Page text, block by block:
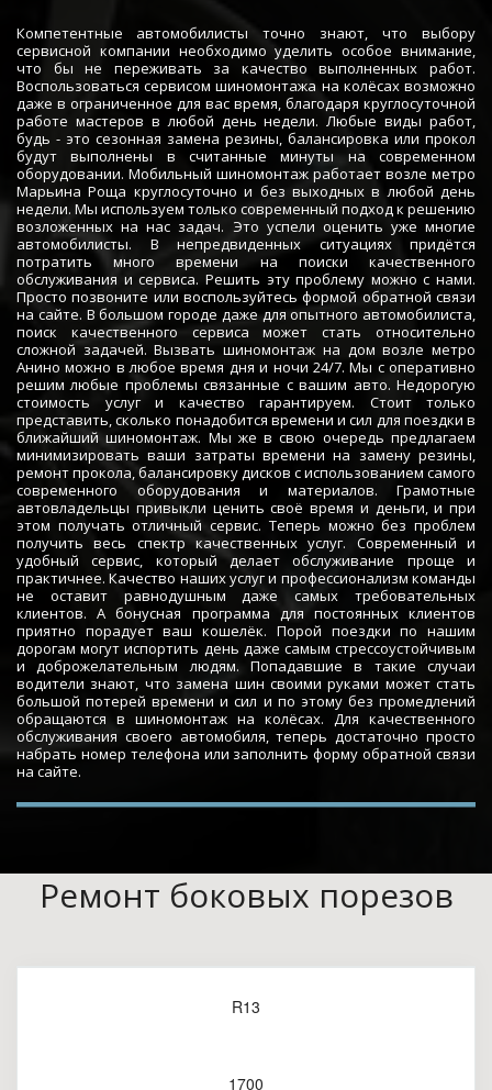
Компетентные автомобилисты точно знают, что выбору
сервисной компании необходимо уделить особое внимание,
что бы не переживать за качество выполненных работ.
Воспользоваться сервисом шиномонтажа на колёсах возможно
даже в ограниченное для вас время, благодаря круглосуточной
работе мастеров в любой день недели. Любые виды работ,
будь - это сезонная замена резины, балансировка или прокол
будут выполнены в считанные минуты на современном
оборудовании. Мобильный шиномонтаж работает возле метро
Марьина Роща круглосуточно и без выходных в любой день
недели. Мы используем только современный подход к решению
возложенных на нас задач. Это успели оценить уже многие
автомобилисты. В непредвиденных ситуациях придётся
потратить много времени на поиски качественного
обслуживания и сервиса. Решить эту проблему можно с нами.
Просто позвоните или воспользуйтесь формой обратной связи
на сайте. В большом городе даже для опытного автомобилиста,
поиск качественного сервиса может стать относительно
сложной задачей. Вызвать шиномонтаж на дом возле метро
Анино можно в любое время дня и ночи 24/7. Мы с оперативно
решим любые проблемы связанные с вашим авто. Недорогую
стоимость услуг и качество гарантируем. Стоит только
представить, сколько понадобится времени и сил для поездки в
ближайший шиномонтаж. Мы же в свою очередь предлагаем
минимизировать ваши затраты времени на замену резины,
ремонт прокола, балансировку дисков с использованием самого
современного оборудования и материалов. Грамотные
автовладельцы привыкли ценить своё время и деньги, и при
этом получать отличный сервис. Теперь можно без проблем
получить весь спектр качественных услуг. Современный и
удобный сервис, который делает обслуживание проще и
практичнее. Качество наших услуг и профессионализм команды
не оставит равнодушным даже самых требовательных
клиентов. А бонусная программа для постоянных клиентов
приятно порадует ваш кошелёк. Порой поездки по нашим
дорогам могут испортить день даже самым стрессоустойчивым
и доброжелательным людям. Попадавшие в такие случаи
водители знают, что замена шин своими руками может стать
большой потерей времени и сил и по этому без промедлений
обращаются в шиномонтаж на колёсах. Для качественного
обслуживания своего автомобиля, теперь достаточно просто
набрать номер телефона или заполнить форму обратной связи
на сайте.
Ремонт боковых порезов
R13
1700